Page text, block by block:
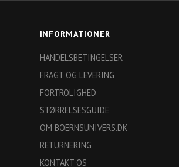
INFORMATIONER
HANDELSBETINGELSER
FRAGT OG LEVERING
FORTROLIGHED
STØRRELSESGUIDE
OM BOERNSUNIVERS.DK
RETURNERING
KONTAKT OS